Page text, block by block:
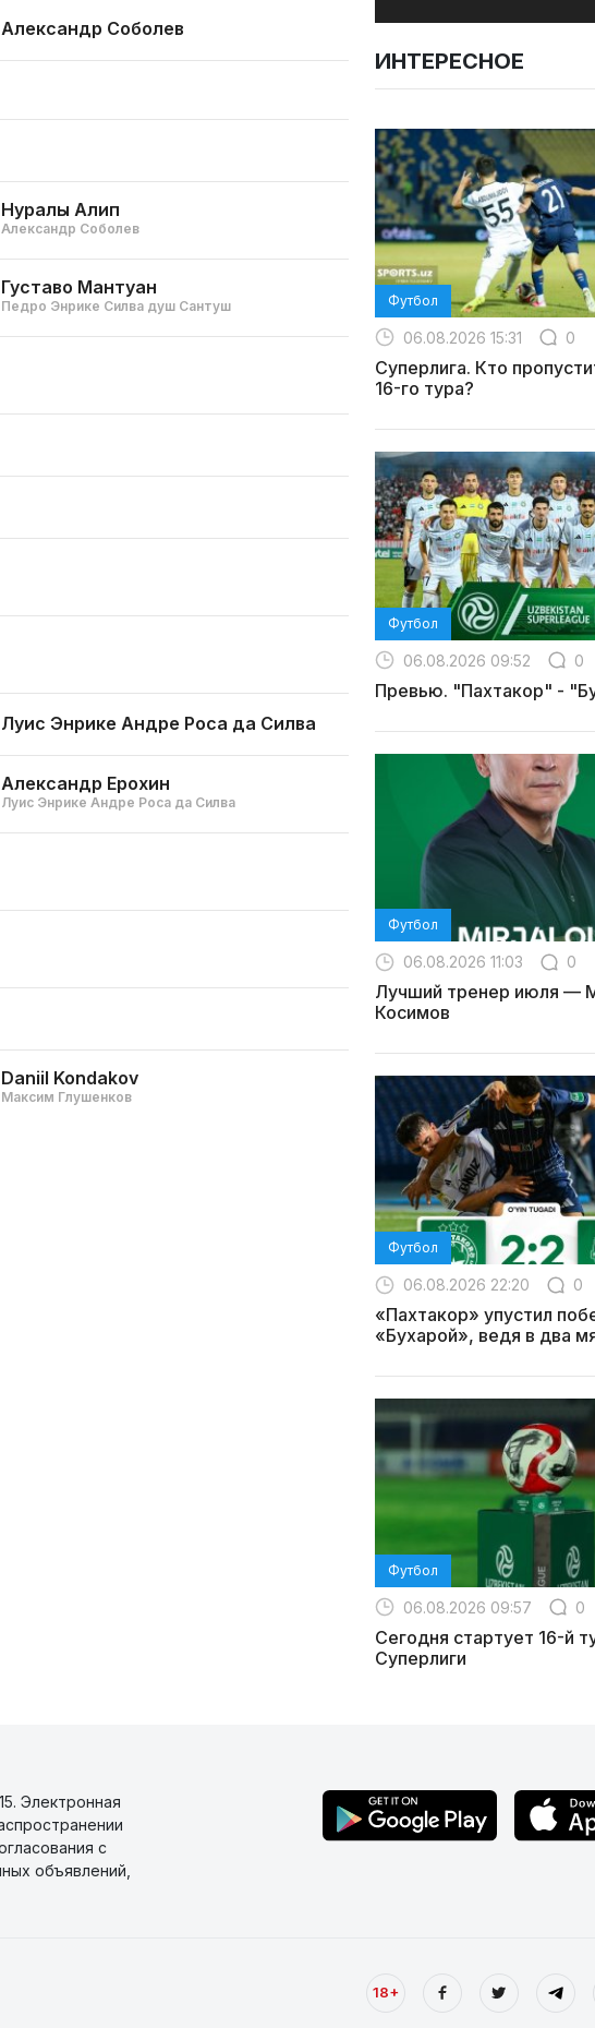
Александр Соболев
Нуралы Алип
Александр Соболев
Густаво Мантуан
Педро Энрике Силва душ Сантуш
Луис Энрике Андре Роса да Силва
Александр Ерохин
Луис Энрике Андре Роса да Силва
Daniil Kondakov
Максим Глушенков
ИНТЕРЕСНОЕ
Футбол
06.08.2026 15:31 0
Суперлига. Кто
16-го тура?
Футбол
06.08.2026 09:52 0
Превью. "Пахтакор" -
Футбол
06.08.2026 11:03 0
Лучший тренер июля —
Косимов
Футбол
06.08.2026 22:20 0
«Пахтакор» упустил
«Бухарой», ведя в два
Футбол
06.08.2026 09:57 0
Сегодня стартует 16-й
Суперлиги
Электронная
с
объявлений,
18+